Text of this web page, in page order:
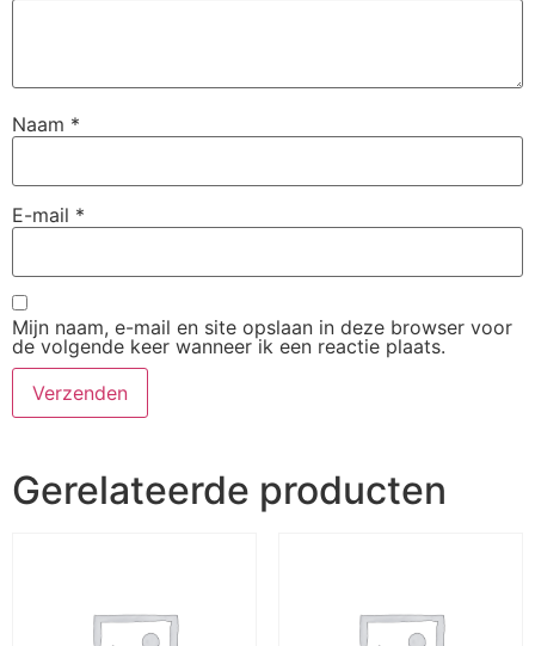
Naam *
E-mail *
Mijn naam, e-mail en site opslaan in deze browser voor
de volgende keer wanneer ik een reactie plaats.
Gerelateerde producten